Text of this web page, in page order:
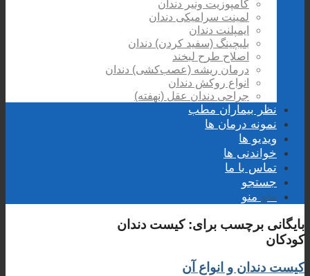
کامپوزیت ونیر دندان
لمینت سرامیکی دندان
ایمپلنت دندان
بلیچینگ (سفید کردن) دندان
اصلاح طرح لبخند
درمان ریشه (عصب‌کشی) دندان
انواع روکش دندان
جراحی دندان عقل (نهفته)
نظر بیماران مطب
نمونه درمان ها
ویدیو ها
خواندنی ها
تماس با ما
جستجو
منو منو
بایگانی برچسب برای:کیست دندان
کودکان
کیست دندان و انواع آن